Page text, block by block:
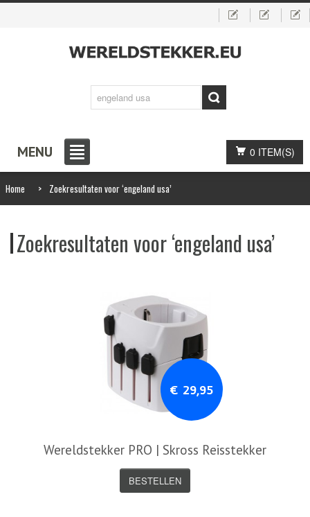
MENU 0 ITEM(S)
Home > Zoekresultaten voor ‘engeland usa’
Zoekresultaten voor ‘engeland usa’
€ 29,95
Wereldstekker PRO | Skross Reisstekker
BESTELLEN